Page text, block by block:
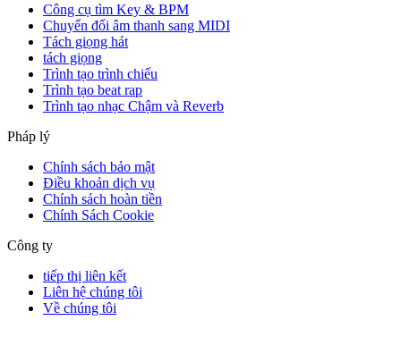
Công cụ tìm Key & BPM
Chuyển đổi âm thanh sang MIDI
Tách giọng hát
tách giọng
Trình tạo trình chiếu
Trình tạo beat rap
Trình tạo nhạc Chậm và Reverb
Pháp lý
Chính sách bảo mật
Điều khoản dịch vụ
Chính sách hoàn tiền
Chính Sách Cookie
Công ty
tiếp thị liên kết
Liên hệ chúng tôi
Về chúng tôi